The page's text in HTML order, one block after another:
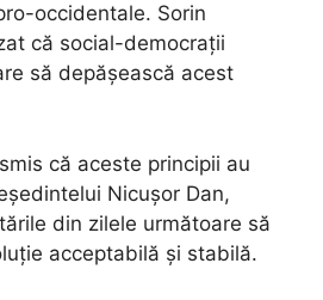
occidentale. Sorin
că social-democrații
să depășească acest
că aceste principii au
Nicușor Dan,
din zilele următoare să
acceptabilă și stabilă.